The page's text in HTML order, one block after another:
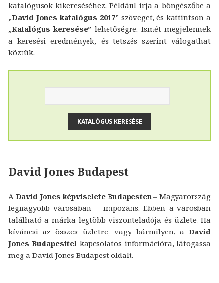
katalógusok kikereséséhez. Például írja a böngészőbe a
„David Jones katalógus 2017” szöveget, és kattintson a
„Katalógus keresése” lehetőségre. Ismét megjelennek
a keresési eredmények, és tetszés szerint válogathat
köztük.
David Jones Budapest
A David Jones képviselete Budapesten – Magyarország
legnagyobb városában – impozáns. Ebben a városban
található a márka legtöbb viszonteladója és üzlete. Ha
kíváncsi az összes üzletre, vagy bármilyen, aDavid
Jones Budapesttel kapcsolatos információra, látogassa
meg a David Jones Budapest oldalt.